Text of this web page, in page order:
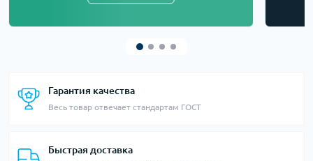
Гарантия качества
Весь товар отвечает стандартам ГОСТ
Быстрая доставка